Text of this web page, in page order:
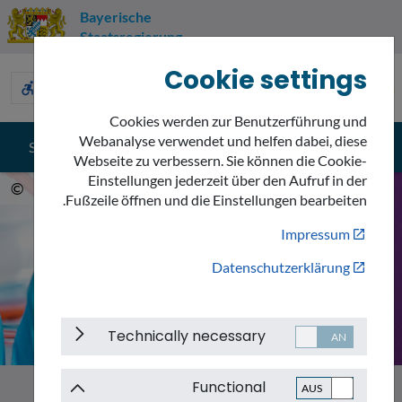
Bayerische
Staatsregierung
Umweltnavigator
accessible_forward
menu
Menü
search
Suche
©
Cookie settings
Cookies werden zur Benutzerführung und
Webanalyse verwendet und helfen dabei, diese
Webseite zu verbessern. Sie können die Cookie-
Einstellungen jederzeit über den Aufruf in der
Fußzeile öffnen und die Einstellungen bearbeiten.
Impressum
Datenschutzerklärung
Technically necessary
Functional